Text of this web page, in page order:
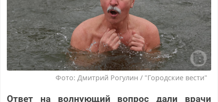
Фото: Дмитрий Рогулин / "Городские вести"
Ответ на волнующий вопрос дали врачи